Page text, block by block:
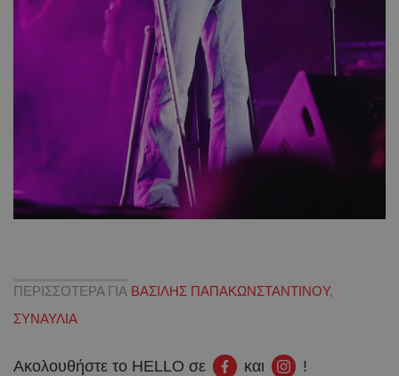
ΠΕΡΙΣΣΟΤΕΡΑ ΓΙΑ ΒΑΣΙΛΗΣ ΠΑΠΑΚΩΝΣΤΑΝΤΙΝΟΥ,
ΣΥΝΑΥΛΙΑ
Ακολουθήστε το HELLO σε και !